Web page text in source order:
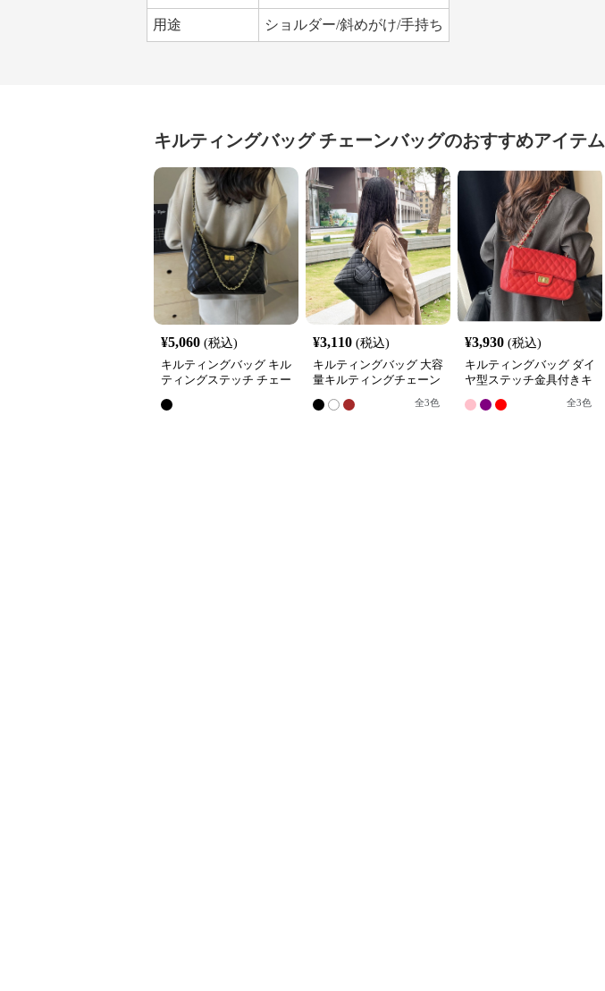
用途 ショルダー/斜めがけ/手持ち
キルティングバッグ チェーンバッグのおすすめアイテム
¥5,060 (税込)
キルティングバッグ キル
ティングステッチ チェー
¥3,110 (税込)
キルティングバッグ 大容
量キルティングチェーン
全3色
¥3,930 (税込)
キルティングバッグ ダイ
ヤ型ステッチ金具付きキ
ルティングチェーンバッ
グ
全3色